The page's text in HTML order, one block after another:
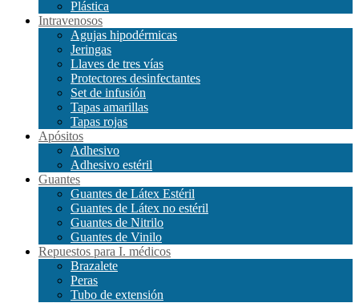
Plástica
Intravenosos
Agujas hipodérmicas
Jeringas
Llaves de tres vías
Protectores desinfectantes
Set de infusión
Tapas amarillas
Tapas rojas
Apósitos
Adhesivo
Adhesivo estéril
Guantes
Guantes de Látex Estéril
Guantes de Látex no estéril
Guantes de Nitrilo
Guantes de Vinilo
Repuestos para I. médicos
Brazalete
Peras
Tubo de extensión